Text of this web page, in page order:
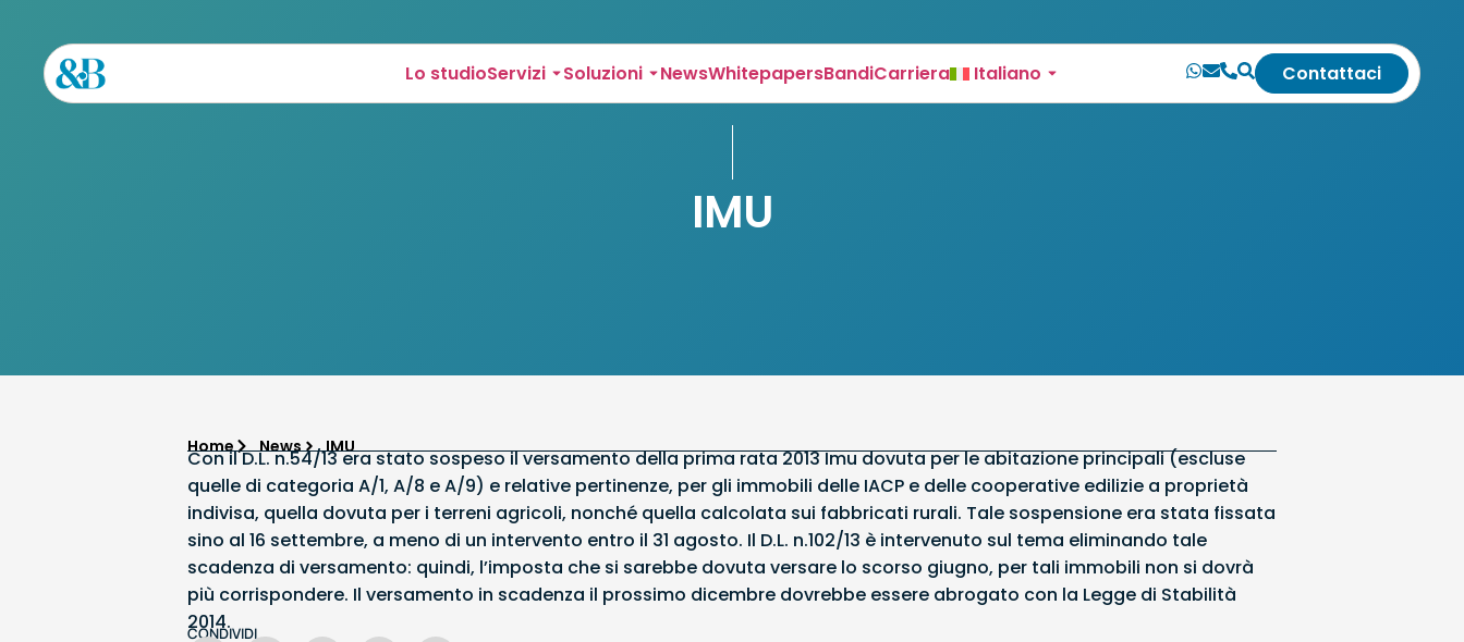
Lo studioServizi Soluzioni NewsWhitepapersBandiCarriera Italiano Contattaci
IMU
Home News IMU
Con il D.L. n.54/13 era stato sospeso il versamento della prima rata 2013 Imu dovuta per le abitazione principali (escluse
quelle di categoria A/1, A/8 e A/9) e relative pertinenze, per gli immobili delle IACP e delle cooperative edilizie a proprietà
indivisa, quella dovuta per i terreni agricoli, nonché quella calcolata sui fabbricati rurali. Tale sospensione era stata fissata
sino al 16 settembre, a meno di un intervento entro il 31 agosto. Il D.L. n.102/13 è intervenuto sul tema eliminando tale
scadenza di versamento: quindi, l’imposta che si sarebbe dovuta versare lo scorso giugno, per tali immobili non si dovrà
più corrispondere. Il versamento in scadenza il prossimo dicembre dovrebbe essere abrogato con la Legge di Stabilità
2014.
CONDIVIDI